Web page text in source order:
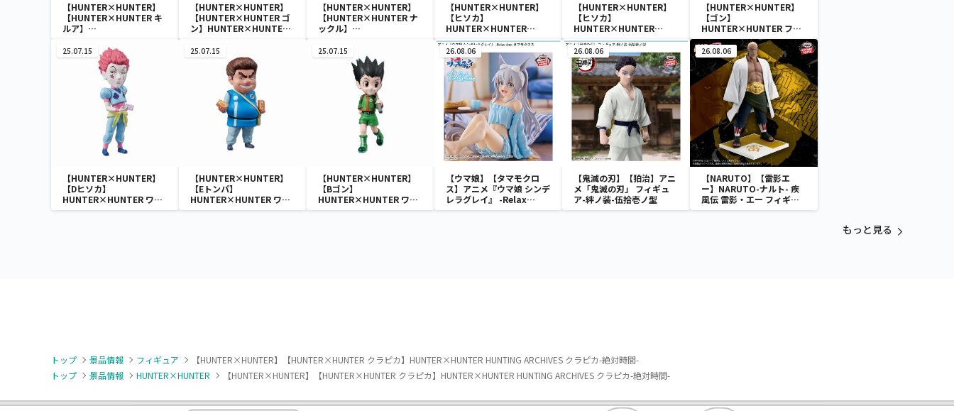
【HUNTER×HUNTER】
【HUNTER×HUNTER キ
ルア】
HUNTING ARCHIVES キル
ア 神速
【HUNTER×HUNTER】
【HUNTER×HUNTER ゴ
ン】HUNTER×HUNTER
【HUNTER×HUNTER】
【HUNTER×HUNTER ナ
ックル】
VIBRATION STARS-ナッ
クル-
【HUNTER×HUNTER】
【ヒソカ】
HUNTER×HUNTER
Grandista-ヒソカ-
【HUNTER×HUNTER】
【ヒソカ】
HUNTER×HUNTER
Grandista-ヒソカ-
【HUNTER×HUNTER】
【ゴン】
HUNTER×HUNTER フィ
グライフ! ゴン-ありったけ
のペン-フィギュア
25.07.15
【HUNTER×HUNTER】
【Dヒソカ】
HUNTER×HUNTER ワー
ルドコレクタブルフィギュ
25.07.15
【HUNTER×HUNTER】
【Eトンパ】
HUNTER×HUNTER ワー
ルドコレクタブルフィギュ
25.07.15
【HUNTER×HUNTER】
【Bゴン】
HUNTER×HUNTER ワー
ルドコレクタブルフィギュ
26.08.06
【ウマ娘】【タマモクロ
ス】アニメ『ウマ娘 シンデ
レラグレイ』 -Relax
time-タマモクロス
26.08.06
【鬼滅の刃】【狛治】アニ
メ「鬼滅の刃」 フィギュ
ア-絆ノ装-伍拾壱ノ型
26.08.06
【NARUTO】【雷影エ
ー】NARUTO-ナルト- 疾
風伝 雷影・エー フィギュ
ア～五影集結…!!～
もっと見る
トップ 景品情報 フィギュア
【HUNTER×HUNTER】【HUNTER×HUNTER クラピカ】HUNTER×HUNTER HUNTING ARCHIVES クラピカ-絶対時間-
トップ
景品情報 HUNTER×HUNTER 【HUNTER×HUNTER】【HUNTER×HUNTER クラピカ】HUNTER×HUNTER HUNTING ARCHIVES クラピカ-絶対時間-